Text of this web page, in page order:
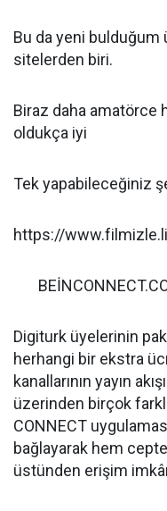
Bu da yeni
sitelerden biri.
Biraz daha amatörce
oldukça iyi
Tek yapabileceğiniz
https://
Digiturk üyelerinin
herhangi bir ekstra
kanallarının yayın
üzerinden birçok
CONNECT
bağlayarak hem
üstünden erişim